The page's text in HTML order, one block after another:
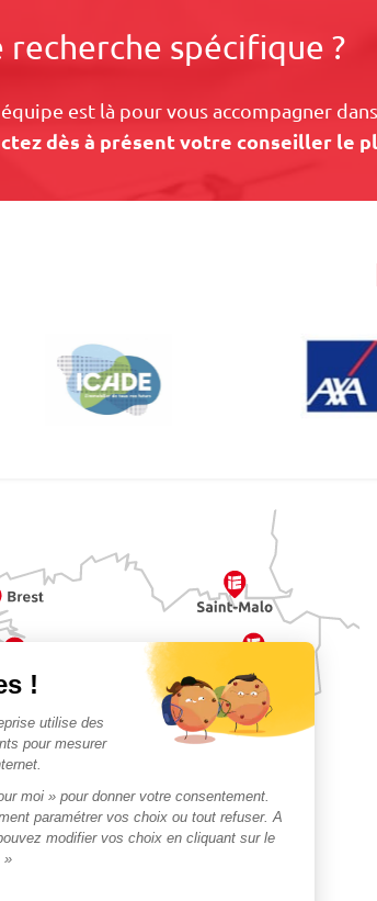
recherche spécifique ?
est là pour vous accompagner
dès à présent votre conseiller le